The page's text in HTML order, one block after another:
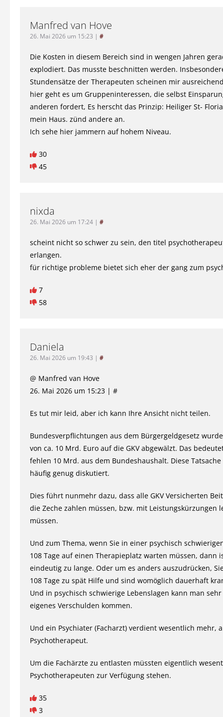
Manfred van Hove
26. Mai 2026 um 15:23 | #
Die Kosten in diesem Bereich sind in wengen Jahren
explodiert. Das musste beschnitten werden.
Stundensätze der Therapeuten scheinen mir
hier geht es um Gruppeninteressen, die selbst
anderen fordert, Es herscht das Prinzip: Heiliger St-
mein Haus. zünd andere an.
Ich sehe hier jammern auf hohem Niveau.
30
45
nixda
26. Mai 2026 um 17:24 | #
scheint nicht so schwer zu sein, den titel
erlangen.
für richtige probleme bietet sich eher der gang zum
7
58
Daniela
26. Mai 2026 um 19:43 | #
@ Manfred van Hove
26. Mai 2026 um 15:23 | #
Es tut mir leid, aber ich kann Ihre Ansicht nicht teilen.
Bundesverpflichtungen aus dem Bürgergeldgesetz
von ca. 10 Mrd. Euro auf die GKV abgewälzt. Das
fehlen 10 Mrd. aus dem Bundeshaushalt. Diese
häufig genug diskutiert.
Dies führt nunmehr dazu, dass alle GKV Versicherten
die Zeche zahlen müssen, bzw. mit Leistungskürzungen
müssen.
Und zum Thema, wenn Sie in einer psychisch
108 Tage auf einen Therapieplatz warten müssen, dann
eindeutig zu lange. Oder um es anders auszudrücken,
108 Tage zu spät Hilfe und sind womöglich dauerhaft
Und in psychisch schwierige Lebenslagen kann man
eigenes Verschulden kommen.
Und ein Psychiater (Facharzt) verdient wesentlich mehr,
Psychotherapeut.
Um die Fachärzte zu entlasten müssten eigentlich
Psychotherapeuten zur Verfügung stehen.
35
3